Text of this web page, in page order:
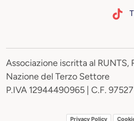
Associazione iscritta al RUNTS,
Nazione del Terzo Settore
P.IVA 12944490965 | C.F.
Privacy Policy